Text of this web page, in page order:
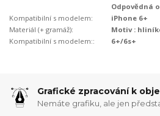
Odpovědná
Kompatibilní s modelem:
iPhone 6+
Materiál (+ gramáž):
Motiv :
Kompatibilní s modelem::
6+/6s+
Grafické zpracování k
Nemáte grafiku, ale jen